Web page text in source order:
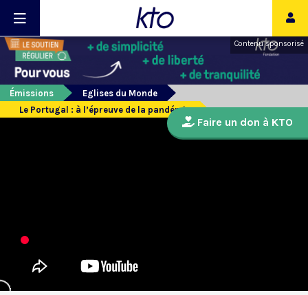
Contenu sponsorisé
Émissions
Eglises du Monde
Le Portugal : à l’épreuve de la pandémie
Faire un don à KTO